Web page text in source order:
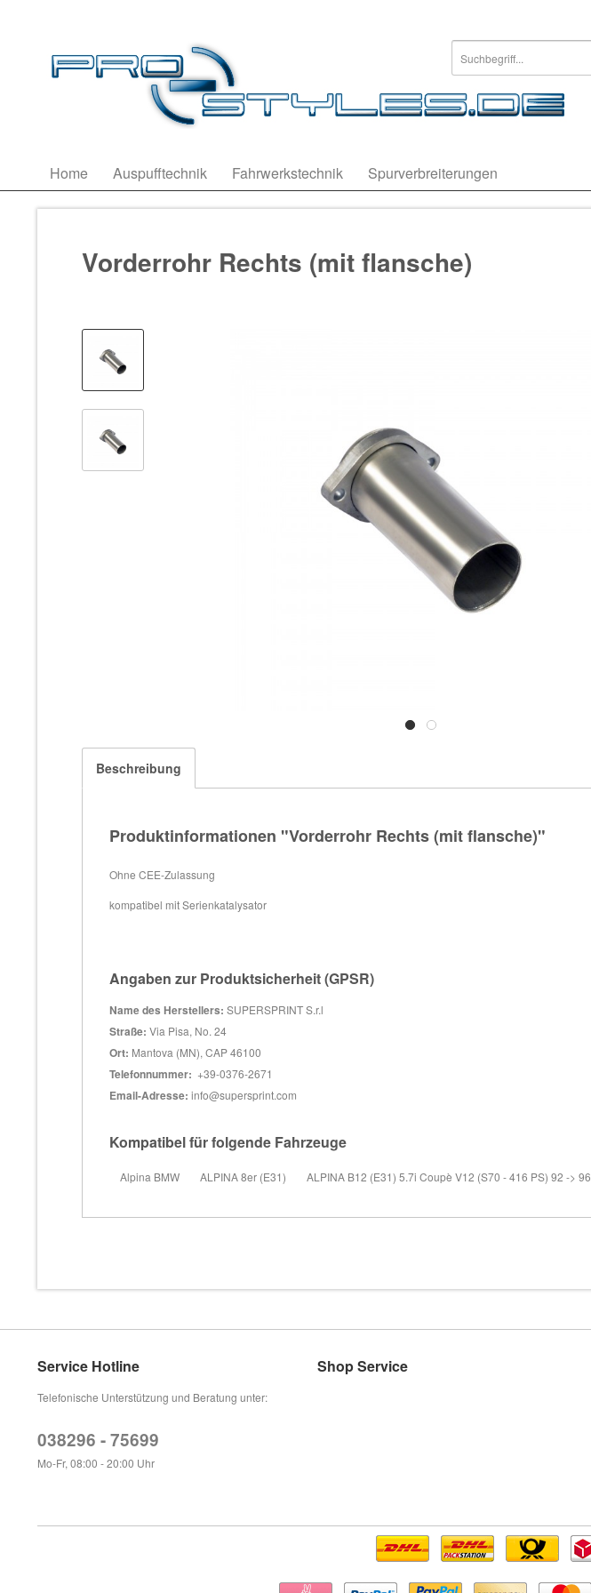
Home Auspufftechnik Fahrwerkstechnik Spurverbreiterungen
Vorderrohr Rechts (mit flansche)
Beschreibung
Produktinformationen "Vorderrohr Rechts (mit flansche)"
Ohne CEE-Zulassung
kompatibel mit Serienkatalysator
Angaben zur Produktsicherheit (GPSR)
Name des Herstellers: SUPERSPRINT S.r.l
Straße: Via Pisa, No. 24
Ort: Mantova (MN), CAP 46100
Telefonnummer: +39-0376-2671
Email-Adresse: info@supersprint.com
Kompatibel für folgende Fahrzeuge
Alpina BMW ALPINA 8er (E31) ALPINA B12 (E31) 5.7i Coupè V12 (S70 - 416 PS) 92 -> 96
Service Hotline
Telefonische Unterstützung und Beratung unter:
038296 - 75699
Mo-Fr, 08:00 - 20:00 Uhr
Shop Service